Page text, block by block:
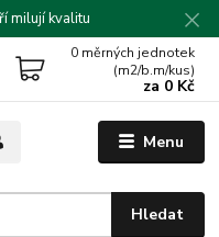
milují kvalitu
Menu
Hledat
0 měrných jednotek
(m2/b.m/kus)
za 0 Kč